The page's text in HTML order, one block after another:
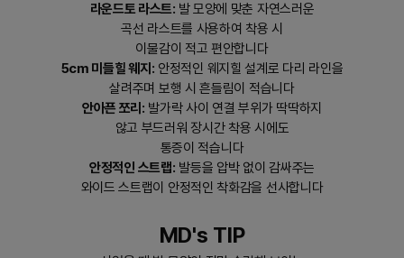
라운드토 라스트: 발 모양에 맞춘 자연스러운
곡선 라스트를 사용하여 착용 시
이물감이 적고 편안합니다
5cm 미들힐 웨지: 안정적인 웨지힐 설계로 다리 라인을
살려주며 보행 시 흔들림이 적습니다
안아픈 쪼리: 발가락 사이 연결 부위가 딱딱하지
않고 부드러워 장시간 착용 시에도
통증이 적습니다
안정적인 스트랩: 발등을 압박 없이 감싸주는
와이드 스트랩이 안정적인 착화감을 선사합니다
MD's TIP